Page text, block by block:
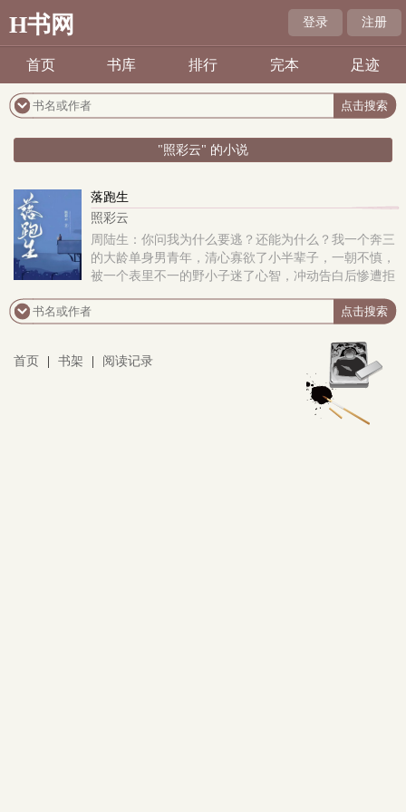
H书网 登录 注册
首页 书库 排行 完本 足迹
"照彩云" 的小说
落跑生
照彩云
周陆生：你问我为什么要逃？还能为什么？我一个奔三
的大龄单身男青年，清心寡欲了小半辈子，一朝不慎，
被一个表里不一的野小子迷了心智，冲动告白后惨遭拒
了..
首页 书架 阅读记录